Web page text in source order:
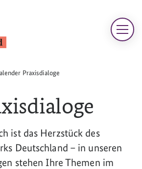
Praxisdialoge
ist das Herzstück des
Deutschland – in unseren
stehen Ihre Themen im